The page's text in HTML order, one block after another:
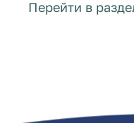
Перейти в